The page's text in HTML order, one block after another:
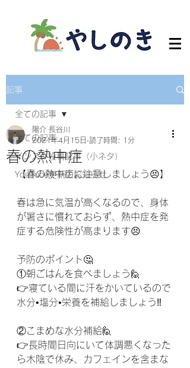
記事
全ての記事
インスタ投稿記事（小ネタ）
YouTube更新のお知らせ
全ての記事
春の熱中症
陽介 長谷川
2021年4月15日 読了時間: 1分
【春の熱中症に注意しましょう😣】
春は急に気温が高くなるので、身体
が暑さに慣れておらず、熱中症を発
症する危険性が高まります😣
予防のポイント🤔
①朝ごはんを食べましょう🙋
👉寝ている間に汗をかいているので
水分•塩分•栄養を補給しましょう‼️
②こまめな水分補給🙋
👉長時間日向にいて体調悪くなった
ら木陰で休み、カフェインを含まな